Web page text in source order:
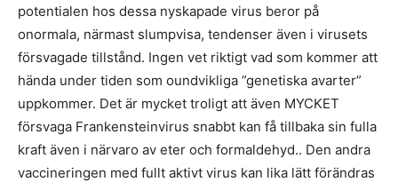
potentialen hos dessa nyskapade virus beror på
onormala, närmast slumpvisa, tendenser även i virusets
försvagade tillstånd. Ingen vet riktigt vad som kommer att
hända under tiden som oundvikliga ”genetiska avarter”
uppkommer. Det är mycket troligt att även MYCKET
försvaga Frankensteinvirus snabbt kan få tillbaka sin fulla
kraft även i närvaro av eter och formaldehyd.. Den andra
vaccineringen med fullt aktivt virus kan lika lätt förändras